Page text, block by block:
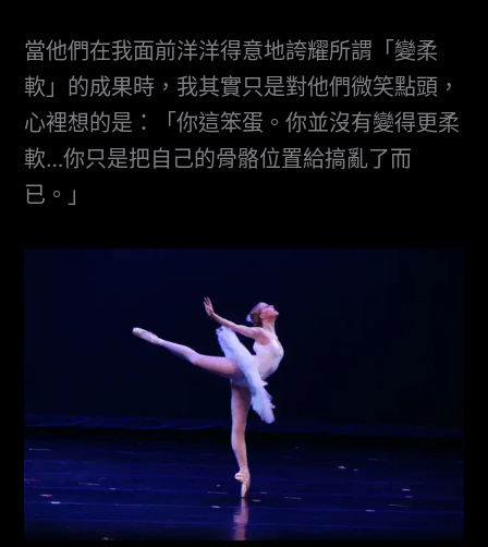
當他們在我面前洋洋得意地誇耀所謂「變柔
軟」的成果時，我其實只是對他們微笑點頭，
心裡想的是：「你這笨蛋。你並沒有變得更柔
軟…你只是把自己的骨骼位置給搞亂了而
已。」